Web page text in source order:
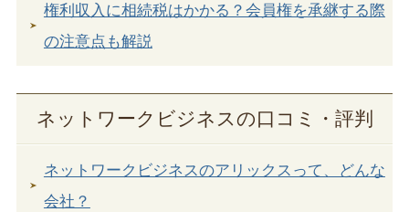
権利収入に相続税はかかる？会員権を承継する際
の注意点も解説
ネットワークビジネスの口コミ・評判
ネットワークビジネスのアリックスって、どんな
会社？